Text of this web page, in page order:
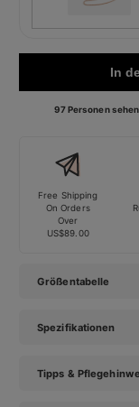
In
97 Personen
Free Shipping
On Orders
Over
US$89.00
Größentabelle
Spezifikationen
Tipps &